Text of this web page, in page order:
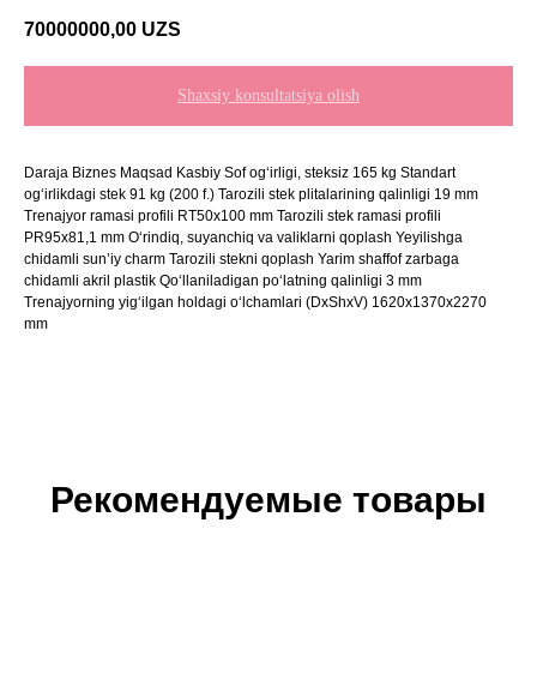
70000000,00 UZS
Shaxsiy konsultatsiya olish
Daraja Biznes Maqsad Kasbiy Sof og‘irligi, steksiz 165 kg Standart
og‘irlikdagi stek 91 kg (200 f.) Tarozili stek plitalarining qalinligi 19 mm
Trenajyor ramasi profili RT50x100 mm Tarozili stek ramasi profili
PR95x81,1 mm O‘rindiq, suyanchiq va valiklarni qoplash Yeyilishga
chidamli sun’iy charm Tarozili stekni qoplash Yarim shaffof zarbaga
chidamli akril plastik Qo‘llaniladigan po‘latning qalinligi 3 mm
Trenajyorning yig‘ilgan holdagi o‘lchamlari (DxShxV) 1620x1370x2270
mm
Рекомендуемые товары